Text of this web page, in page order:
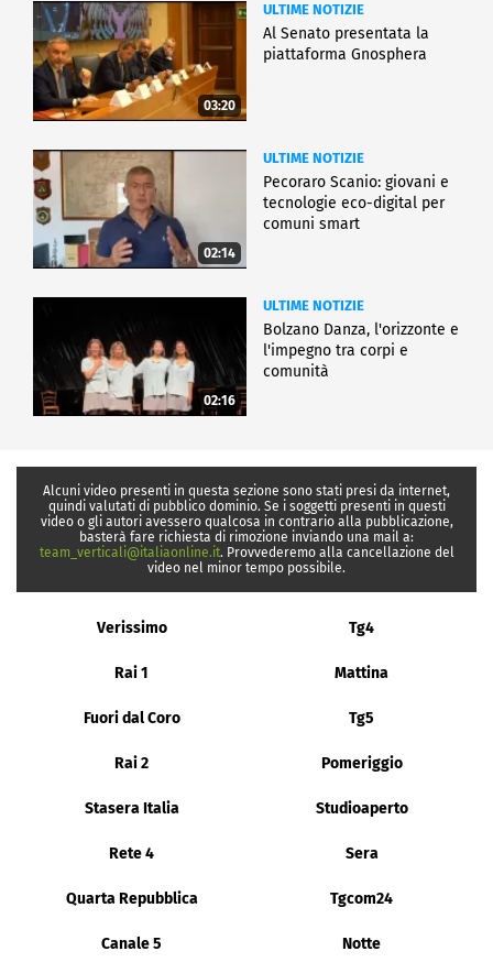
03:20
ULTIME NOTIZIE
Al Senato presentata la
piattaforma Gnosphera
02:14
ULTIME NOTIZIE
Pecoraro Scanio: giovani e
tecnologie eco-digital per
comuni smart
02:16
ULTIME NOTIZIE
Bolzano Danza, l'orizzonte e
l'impegno tra corpi e
comunità
Alcuni video presenti in questa sezione sono stati presi da internet,
quindi valutati di pubblico dominio. Se i soggetti presenti in questi
video o gli autori avessero qualcosa in contrario alla pubblicazione,
basterà fare richiesta di rimozione inviando una mail a:
team_verticali@italiaonline.it. Provvederemo alla cancellazione del
video nel minor tempo possibile.
Verissimo Tg4
Rai 1 Mattina
Fuori dal Coro Tg5
Rai 2 Pomeriggio
Stasera Italia Studioaperto
Rete 4 Sera
Quarta Repubblica Tgcom24
Canale 5 Notte